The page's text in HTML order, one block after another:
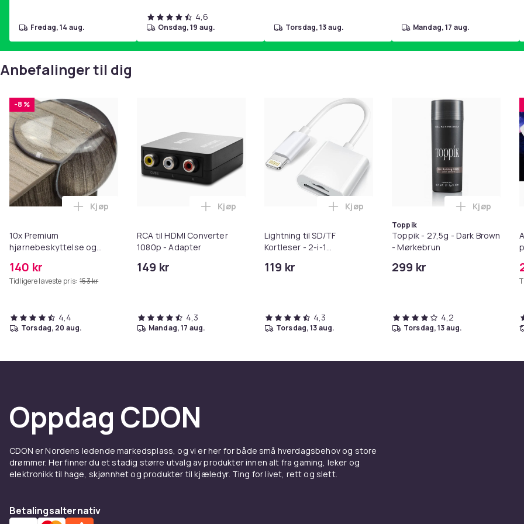
fredag, 14 aug.
4,6
onsdag, 19 aug. torsdag, 13 aug. mandag, 17 aug.
Anbefalinger til dig
-8 %
10x Premium
hjørnebeskyttelse og
140 kr
Tidligere laveste pris: 153 kr
Legg 10x Premium hjørnebeskyttelse og kantbeskyttelse for barn i handlekurven
Kjøp
4,4
torsdag, 20 aug.
RCA til HDMI Converter
1080p - Adapter
149 kr
Legg RCA til HDMI Converter 1080p - Adapter i handlekurven
Kjøp
4,3
mandag, 17 aug.
Lightning til SD/TF
Kortleser - 2-i-1
iPhone/iPad
119 kr
Legg Lightning til SD/TF Kortleser - 2-i-1
Kjøp
4,3
torsdag, 13 aug.
Toppik
Toppik - 27,5g - Dark Brown
- Mørkebrun
299 kr
Legg
Kjøp
4,2
torsdag, 13 aug.
Oppdag CDON
CDON er Nordens ledende markedsplass, og vi er her for både små hverdagsbehov og store
drømmer. Her finner du et stadig større utvalg av produkter innen alt fra gaming, leker og
elektronikk til hage, skjønnhet og produkter til kjæledyr. Ting for livet, rett og slett.
Betalingsalternativ